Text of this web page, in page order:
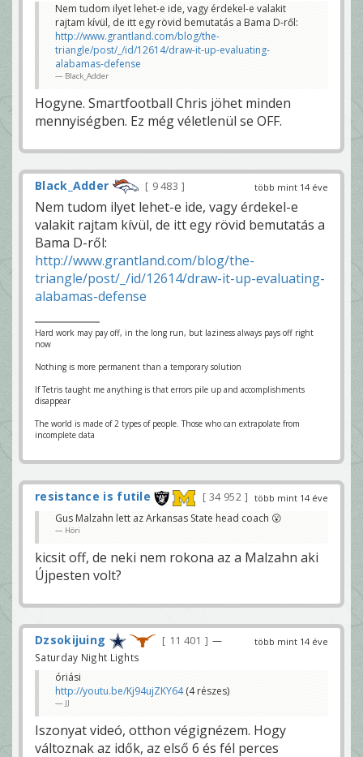
Nem tudom ilyet lehet-e ide, vagy érdekel-e valakit
rajtam kívül, de itt egy rövid bemutatás a Bama D-ről:
http://www.grantland.com/blog/the-
triangle/post/_/id/12614/draw-it-up-evaluating-
alabamas-defense
Black_Adder
Hogyne. Smartfootball Chris jöhet minden
mennyiségben. Ez még véletlenül se OFF.
több mint 14 éve
Black_Adder 9 483
Nem tudom ilyet lehet-e ide, vagy érdekel-e
valakit rajtam kívül, de itt egy rövid bemutatás a
Bama D-ről:
http://www.grantland.com/blog/the-
triangle/post/_/id/12614/draw-it-up-evaluating-
alabamas-defense
Hard work may pay off, in the long run, but laziness always pays off right
now
Nothing is more permanent than a temporary solution
If Tetris taught me anything is that errors pile up and accomplishments
disappear
The world is made of 2 types of people. Those who can extrapolate from
incomplete data
több mint 14 éve
resistance is futile
34 952
Gus Malzahn lett az Arkansas State head coach 😮
Höri
kicsit off, de neki nem rokona az a Malzahn aki
Újpesten volt?
több mint 14 éve
Dzsokijuing 11 401
—
Saturday Night Lights
óriási
http://youtu.be/Kj94ujZKY64(4 részes)
JJ
Iszonyat videó, otthon végignézem. Hogy
változnak az idők, az első 6 és fél perces